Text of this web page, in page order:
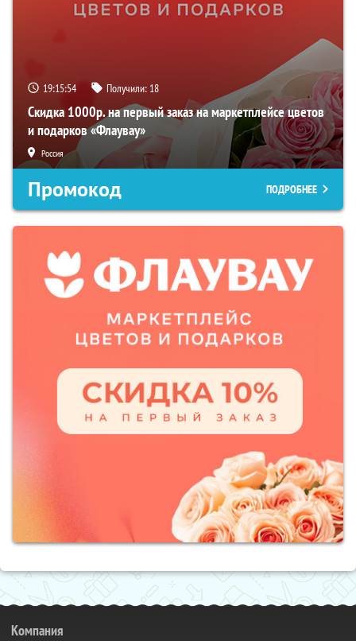
19:15:53 Получили: 18
Скидка 1000р. на первый заказ на маркетплейсе цветов
и подарков «Флаувау»
Россия
Промокод ПОДРОБНЕЕ
Компания